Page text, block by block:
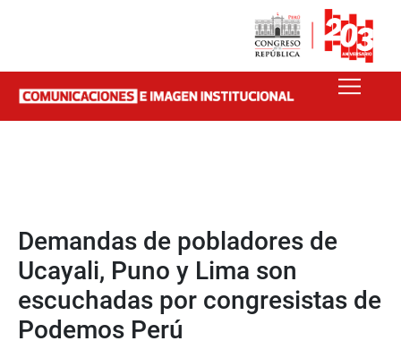
Demandas de pobladores de
Ucayali, Puno y Lima son
escuchadas por congresistas de
Podemos Perú